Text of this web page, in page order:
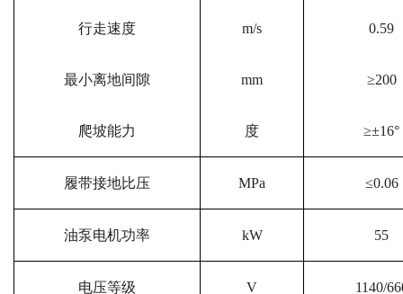
行走速度 m/s 0.59
最小离地间隙 mm ≥200
爬坡能力 度 ≥±16°
履带接地比压 MPa ≤0.06
油泵电机功率 kW 55
电压等级 V 1140/